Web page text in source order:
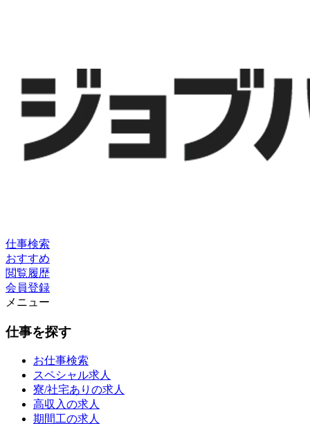
仕事検索
おすすめ
閲覧履歴
会員登録
メニュー
仕事を探す
お仕事検索
スペシャル求人
寮/社宅ありの求人
高収入の求人
期間工の求人